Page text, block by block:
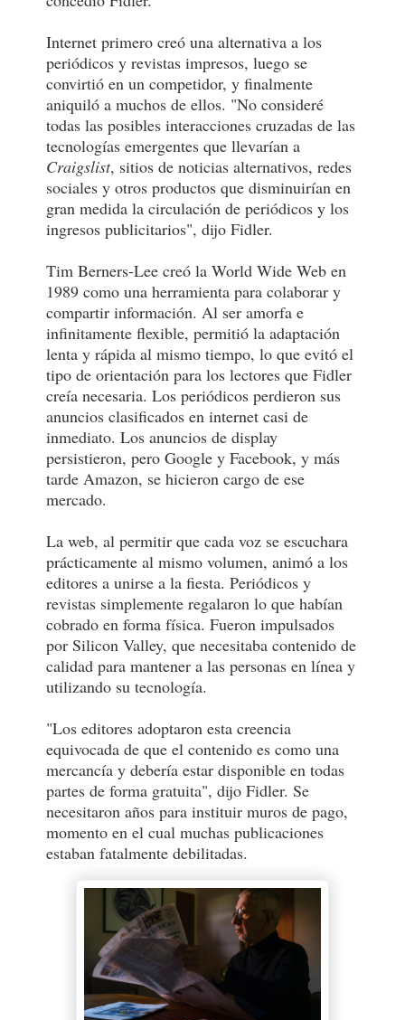
Internet primero creó una alternativa a los
periódicos y revistas impresos, luego se
convirtió en un competidor, y finalmente
aniquiló a muchos de ellos. "No consideré
todas las posibles interacciones cruzadas de las
tecnologías emergentes que llevarían a
Craigslist, sitios de noticias alternativos, redes
sociales y otros productos que disminuirían en
gran medida la circulación de periódicos y los
ingresos publicitarios", dijo Fidler.
Tim Berners-Lee creó la World Wide Web en
1989 como una herramienta para colaborar y
compartir información. Al ser amorfa e
infinitamente flexible, permitió la adaptación
lenta y rápida al mismo tiempo, lo que evitó el
tipo de orientación para los lectores que Fidler
creía necesaria. Los periódicos perdieron sus
anuncios clasificados en internet casi de
inmediato. Los anuncios de display
persistieron, pero Google y Facebook, y más
tarde Amazon, se hicieron cargo de ese
mercado.
La web, al permitir que cada voz se escuchara
prácticamente al mismo volumen, animó a los
editores a unirse a la fiesta. Periódicos y
revistas simplemente regalaron lo que habían
cobrado en forma física. Fueron impulsados
por Silicon Valley, que necesitaba contenido de
calidad para mantener a las personas en línea y
utilizando su tecnología.
"Los editores adoptaron esta creencia
equivocada de que el contenido es como una
mercancía y debería estar disponible en todas
partes de forma gratuita", dijo Fidler. Se
necesitaron años para instituir muros de pago,
momento en el cual muchas publicaciones
estaban fatalmente debilitadas.